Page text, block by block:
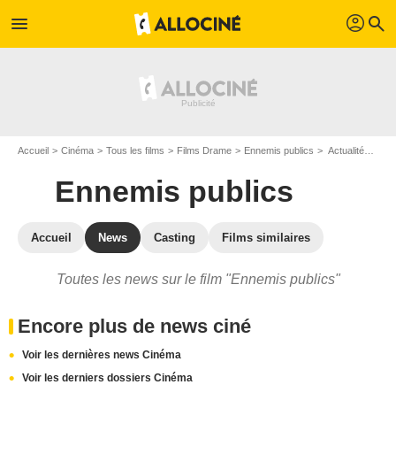
menu profil search
Accueil Cinéma Tous les films Films Drame Ennemis publics Actualités Ennemis publics
Ennemis publics
Accueil News Casting Films similaires
Toutes les news sur le film "Ennemis publics"
Encore plus de news ciné
Voir les dernières news Cinéma
Voir les derniers dossiers Cinéma